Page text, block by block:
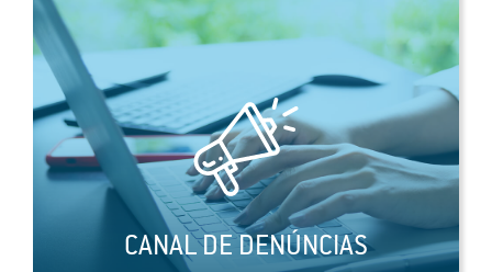
CANAL DE DENÚNCIAS